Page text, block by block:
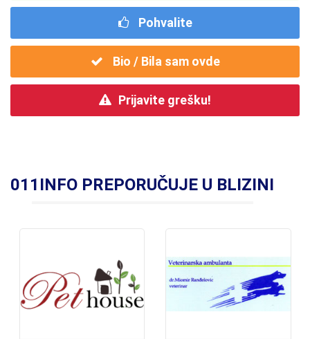
Pohvalite
Bio / Bila sam ovde
Prijavite grešku!
011INFO PREPORUČUJE U BLIZINI